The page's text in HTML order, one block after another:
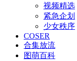
视频精选
紧急企划
少女秩序
COSER
合集放流
图萌百科